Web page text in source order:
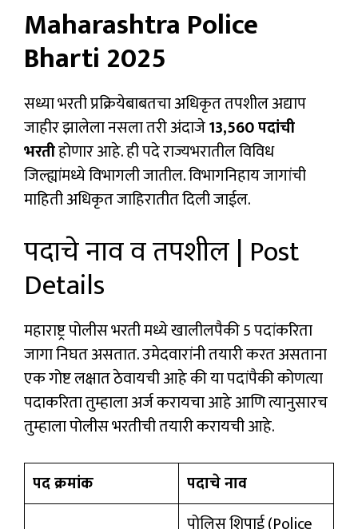
Maharashtra Police
Bharti 2025
सध्या भरती प्रक्रियेबाबतचा अधिकृत तपशील अद्याप
जाहीर झालेला नसला तरी अंदाजे13,560 पदांची
भरतीहोणार आहे. ही पदे राज्यभरातील विविध
जिल्ह्यांमध्ये विभागली जातील. विभागनिहाय जागांची
माहिती अधिकृत जाहिरातीत दिली जाईल.
पदाचे नाव व तपशील | Post
Details
महाराष्ट्र पोलीस भरती मध्ये खालीलपैकी 5 पदांकरिता
जागा निघत असतात. उमेदवारांनी तयारी करत असताना
एक गोष्ट लक्षात ठेवायची आहे की या पदांपैकी कोणत्या
पदाकरिता तुम्हाला अर्ज करायचा आहे आणि त्यानुसारच
तुम्हाला पोलीस भरतीची तयारी करायची आहे.
पद क्रमांक
पदाचे नाव